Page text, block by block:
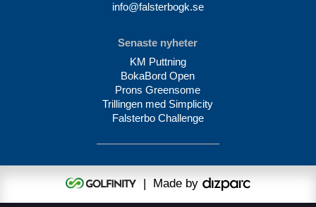
info@falsterbogk.se
Senaste nyheter
KM Puttning
BokaBord Open
Prons Greensome
Trillingen med Simplicity
Falsterbo Challenge
| Made by